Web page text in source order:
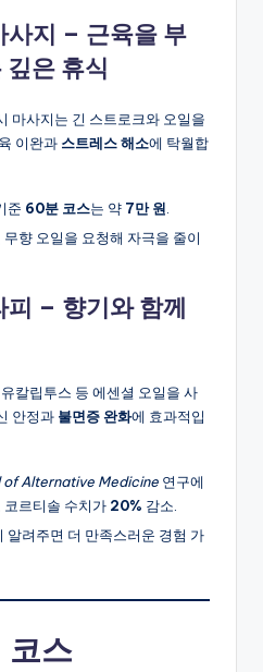
지 – 근육을 부
은 휴식
마사지는 긴 스트로크와 오일을
이완과 스트레스 해소에 탁월합
준 60분 코스는 약 7만 원
향 오일을 요청해 자극을 줄이
– 향기와 함께
칼립투스 등 에센셜 오일을 사
안정과 불면증 완화에 효과적입
of Alternative Medicine 연구에
코르티솔 수치가 20% 감소.
알려주면 더 만족스러운 경험 가
코스